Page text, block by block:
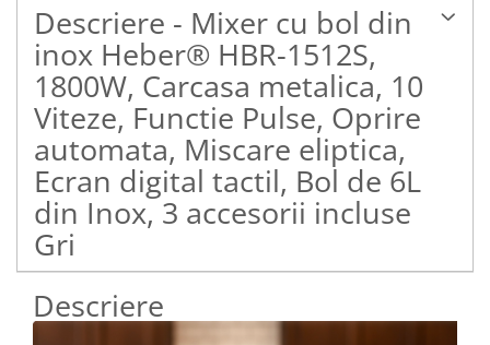
Descriere - Mixer cu bol din
inox Heber® HBR-1512S,
1800W, Carcasa metalica, 10
Viteze, Functie Pulse, Oprire
automata, Miscare eliptica,
Ecran digital tactil, Bol de 6L
din Inox, 3 accesorii incluse
Gri
Descriere